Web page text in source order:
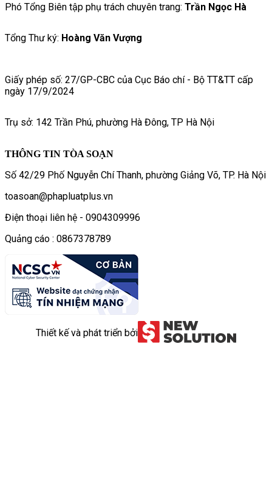
Phó Tổng Biên tập phụ trách chuyên trang: Trần Ngọc Hà
Tổng Thư ký: Hoàng Văn Vượng
Giấy phép số: 27/GP-CBC của Cục Báo chí - Bộ TT&TT cấp
ngày 17/9/2024
Trụ sở: 142 Trần Phú, phường Hà Đông, TP Hà Nội
THÔNG TIN TÒA SOẠN
Số 42/29 Phố Nguyễn Chí Thanh, phường Giảng Võ, TP. Hà Nội
toasoan@phapluatplus.vn
Điện thoại liên hệ - 0904309996
Quảng cáo : 0867378789
Thiết kế và phát triển bởi